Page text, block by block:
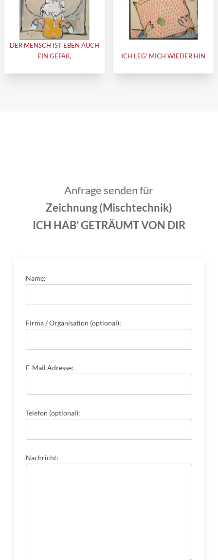
DER MENSCH IST EBEN AUCH
EIN GEFÄß,
ICH LEG' MICH WIEDER HIN
Anfrage senden für
Zeichnung (Mischtechnik)
ICH HAB' GETRÄUMT VON DIR
Name:
Firma / Organisation (optional):
E-Mail Adresse:
Telefon (optional):
Nachricht: